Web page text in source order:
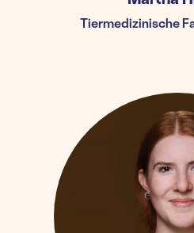
Tiermedizinische